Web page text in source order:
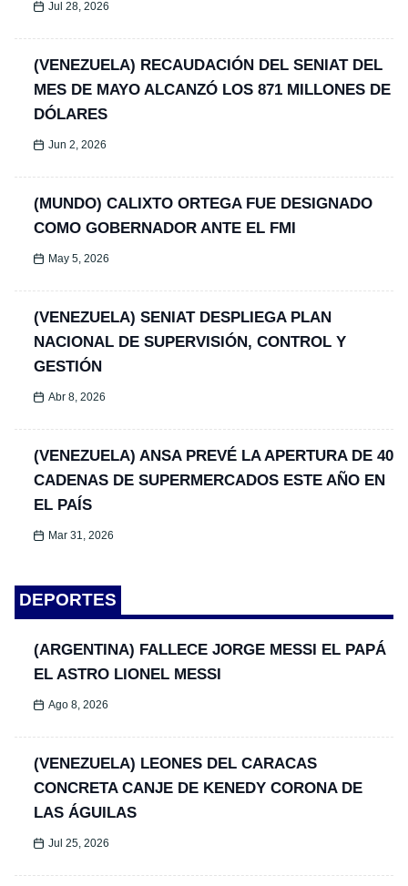
Jul 28, 2026
(VENEZUELA) RECAUDACIÓN DEL SENIAT DEL
MES DE MAYO ALCANZÓ LOS 871 MILLONES DE
DÓLARES
Jun 2, 2026
(MUNDO) CALIXTO ORTEGA FUE DESIGNADO
COMO GOBERNADOR ANTE EL FMI
May 5, 2026
(VENEZUELA) SENIAT DESPLIEGA PLAN
NACIONAL DE SUPERVISIÓN, CONTROL Y
GESTIÓN
Abr 8, 2026
(VENEZUELA) ANSA PREVÉ LA APERTURA DE 40
CADENAS DE SUPERMERCADOS ESTE AÑO EN
EL PAÍS
Mar 31, 2026
DEPORTES
(ARGENTINA) FALLECE JORGE MESSI EL PAPÁ
EL ASTRO LIONEL MESSI
Ago 8, 2026
(VENEZUELA) LEONES DEL CARACAS
CONCRETA CANJE DE KENEDY CORONA DE
LAS ÁGUILAS
Jul 25, 2026